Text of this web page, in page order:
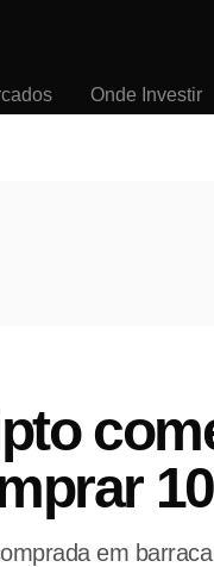
Onde Investir
em